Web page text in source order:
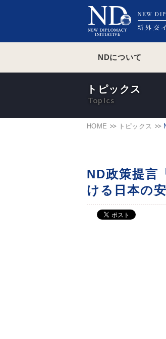
NDについて
HOME トピックス
トピックス
ND政策提言
ける日本の